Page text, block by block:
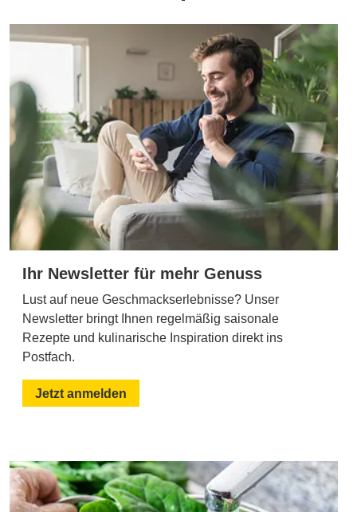
Ihr Newsletter für mehr Genuss
Lust auf neue Geschmackserlebnisse? Unser
Newsletter bringt Ihnen regelmäßig saisonale
Rezepte und kulinarische Inspiration direkt ins
Postfach.
Jetzt anmelden